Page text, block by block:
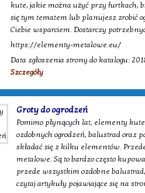
kute, jakie można użyć przy furtkach,
się tym tematem lub planujesz zrobić
Ciebie wsparciem. Dostarczy
https://elementy-metalowe.eu/
Data zgłoszenia strony do katalogu:
Szczegóły
Groty do ogrodzeń
Pomimo płynących lat, elementy
ozdobnych ogrodzeń, balustrad oraz
składać się z kilku elementów.
metalowe. Są to bardzo często
przede wszystkim ozdobne
czytaj artykuły pojawiające się na